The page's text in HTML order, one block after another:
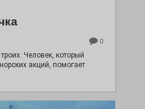
0
Человек, который
акций, помогает